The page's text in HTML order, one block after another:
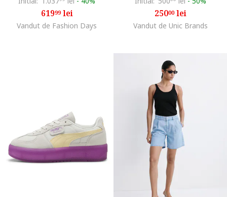
61999lei
Vandut de Fashion Days
25000lei
Vandut de Unic Brands